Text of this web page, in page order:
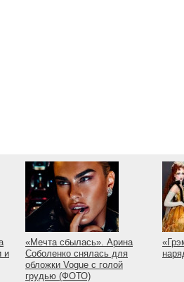
и
«Мечта сбылась». Арина
Соболенко снялась для
обложки Vogue с голой
грудью (ФОТО)